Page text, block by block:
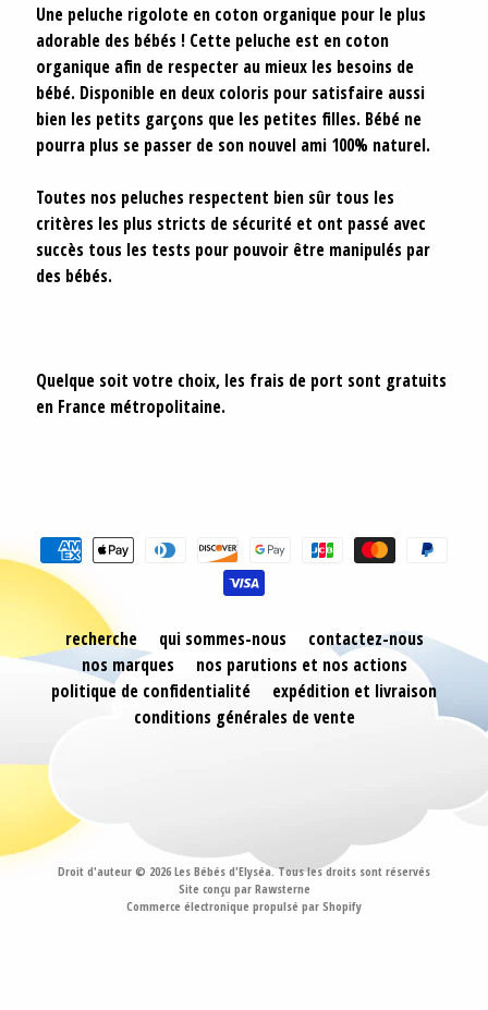
Une peluche rigolote en coton organique pour le plus
adorable des bébés ! Cette peluche est en coton
organique afin de respecter au mieux les besoins de
bébé. Disponible en deux coloris pour satisfaire aussi
bien les petits garçons que les petites filles. Bébé ne
pourra plus se passer de son nouvel ami 100% naturel.
Toutes nos peluches respectent bien sûr tous les
critères les plus stricts de sécurité et ont passé avec
succès tous les tests pour pouvoir être manipulés par
des bébés.
Quelque soit votre choix, les frais de port sont gratuits
en France métropolitaine.
recherche qui sommes-nous
contactez-nous
nos marques
nos parutions et nos actions
politique de confidentialité
expédition et livraison
conditions générales de vente
Droit d'auteur © 2026 Les Bébés d'Elyséa. Tous les droits sont réservés
Site conçu par Rawsterne
Commerce électronique propulsé par Shopify